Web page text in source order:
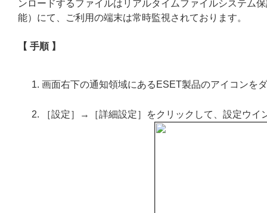
ンロードするファイルはリアルタイムファイルシステム
能）にて、ご利用の端末は常時監視されております。
【 手順 】
画面右下の通知領域にあるESET製品のアイコンを
［設定］→［詳細設定］をクリックして、設定ウイ